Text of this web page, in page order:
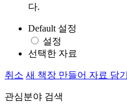
다.
Default 설정
설정
선택한 자료
취소 새 책장 만들어 자료 담기
관심분야 검색